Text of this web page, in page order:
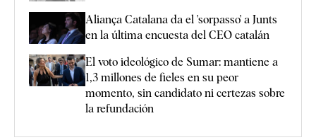
Aliança Catalana da el 'sorpasso' a Junts
en la última encuesta del CEO catalán
El voto ideológico de Sumar: mantiene a
1,3 millones de fieles en su peor
momento, sin candidato ni certezas sobre
la refundación